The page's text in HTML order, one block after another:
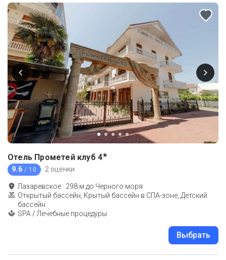
Отель Прометей клуб 4★
9.6 / 10 2 оценки
Лазаревское · 298 м до Черного моря
Открытый бассейн, Крытый бассейн в СПА-зоне, Детский
бассейн
SPA / Лечебные процедуры
Выбрать